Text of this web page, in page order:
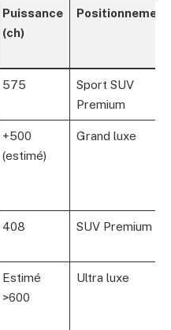
Puissance
(ch)
Positionnement
575
Sport SUV
Premium
+500
(estimé)
Grand luxe
408 SUV Premium
Estimé
>600
Ultra luxe